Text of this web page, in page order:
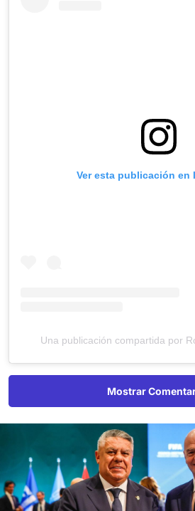
Ver esta publicación en
Una publicación compartida por
Mostrar